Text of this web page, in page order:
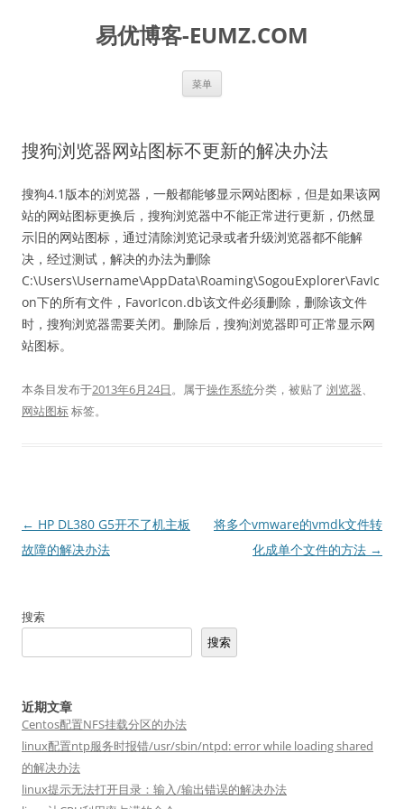
易优博客-EUMZ.COM
菜单
搜狗浏览器网站图标不更新的解决办法
搜狗4.1版本的浏览器，一般都能够显示网站图标，但是如果该网
站的网站图标更换后，搜狗浏览器中不能正常进行更新，仍然显
示旧的网站图标，通过清除浏览记录或者升级浏览器都不能解
决，经过测试，解决的办法为删除
C:\Users\Username\AppData\Roaming\SogouExplorer\FavIc
on下的所有文件，FavorIcon.db该文件必须删除，删除该文件
时，搜狗浏览器需要关闭。删除后，搜狗浏览器即可正常显示网
站图标。
本条目发布于2013年6月24日。属于操作系统分类，被贴了 浏览器、
网站图标标签。
文
章
← HP DL380 G5开不了机主板
故障的解决办法
将多个vmware的vmdk文件转
化成单个文件的方法 →
搜索
搜索
近期文章
Centos配置NFS挂载分区的办法
linux配置ntp服务时报错/usr/sbin/ntpd: error while loading shared
的解决办法
linux提示无法打开目录：输入/输出错误的解决办法